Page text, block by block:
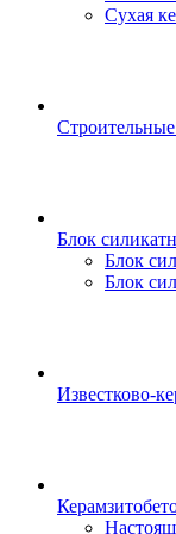
Сухая
Блок
Блок
Блок
Известково-